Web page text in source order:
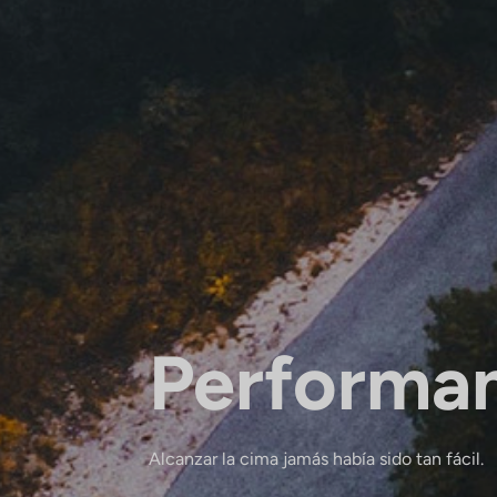
Alcanzar la cima jamás había sido tan fácil.